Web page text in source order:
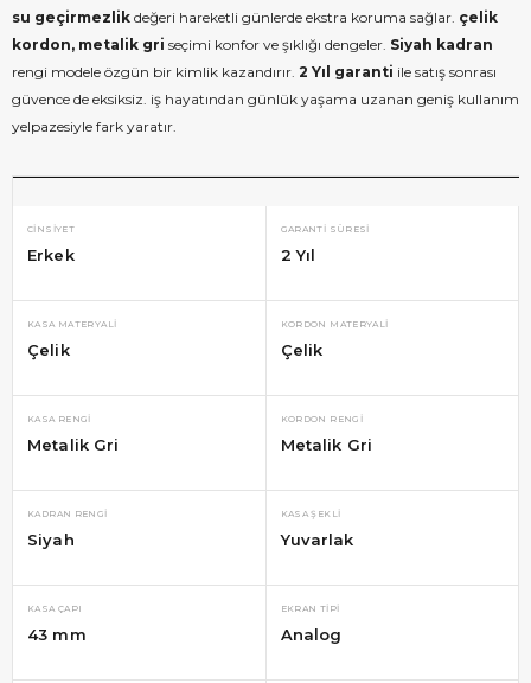
su geçirmezlik değeri hareketli günlerde ekstra koruma sağlar. çelik
kordon, metalik gri seçimi konfor ve şıklığı dengeler. Siyah kadran
rengi modele özgün bir kimlik kazandırır. 2 Yıl garanti ile satış sonrası
güvence de eksiksiz. iş hayatından günlük yaşama uzanan geniş kullanım
yelpazesiyle fark yaratır.
CINSIYET
Erkek
GARANTI SÜRESI
2 Yıl
KASA MATERYALI
Çelik
KORDON MATERYALI
Çelik
KASA RENGI
Metalik Gri
KORDON RENGI
Metalik Gri
KADRAN RENGI
Siyah
KASA ŞEKLI
Yuvarlak
KASA ÇAPI
43 mm
EKRAN TIPI
Analog